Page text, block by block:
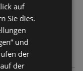
auf
Sie dies.
und
der
der